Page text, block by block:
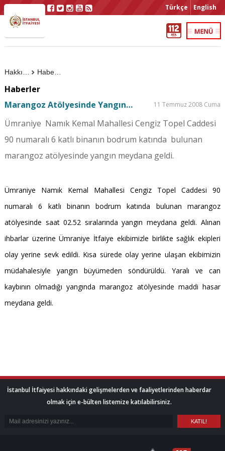
Türkçe English
Haberler
Haberler
Marangoz Atölyesinde Yangın…
11 Temmuz 2008 Cuma
Ümraniye Namık Kemal Mahallesi Cengiz Topel Caddesi
90 numaralı 6 katlı binanın bodrum katında bulunan
marangoz atölyesinde yangın meydana geldi.
Ümraniye Namık Kemal Mahallesi Cengiz Topel Caddesi 90
numaralı 6 katlı binanın bodrum katında bulunan marangoz
atölyesinde saat 02.52 sıralarında yangın meydana geldi. Alınan
ihbarlar üzerine Ümraniye İtfaiye ekibimizle birlikte sağlık ekipleri
olay yerine sevk edildi. Kısa sürede olay yerine ulaşan ekibimizin
müdahalesiyle yangın büyümeden söndürüldü. Yaralı ve can
kaybının olmadığı yangında marangoz atölyesinde maddi hasar
meydana geldi.
İstanbul İtfaiyesi hakkındaki gelişmelerden ve faaliyetlerinden haberdar
olmak için e-bülten listemize katılabilirsiniz.